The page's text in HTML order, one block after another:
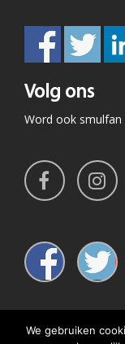
Volg ons
Word ook
We gebruiken